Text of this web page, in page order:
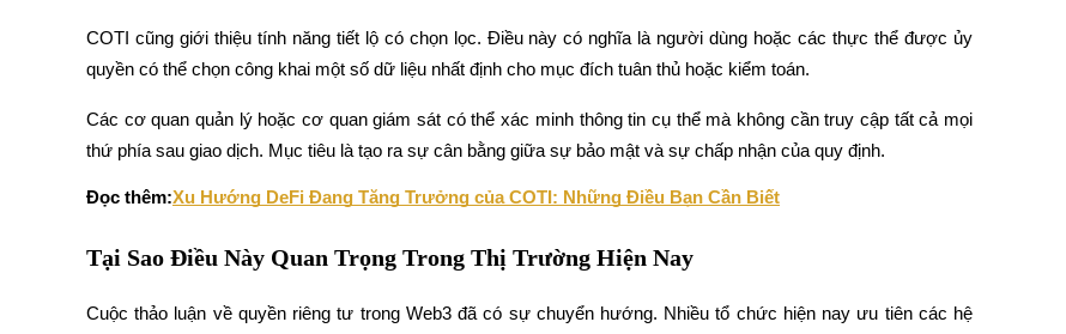
Thông tin
Phân tích dữ liệu lớn bao gồm thông tin giao dịch, v.v.
Hướng dẫn
COTI cũng giới thiệu tính năng tiết lộ có chọn lọc. Điều này có nghĩa là người dùng hoặc các thực thể được ủy
quyền có thể chọn công khai một số dữ liệu nhất định cho mục đích tuân thủ hoặc kiểm toán.
Các cơ quan quản lý hoặc cơ quan giám sát có thể xác minh thông tin cụ thể mà không cần truy cập tất cả mọi
thứ phía sau giao dịch. Mục tiêu là tạo ra sự cân bằng giữa sự bảo mật và sự chấp nhận của quy định.
Đọc thêm:Xu Hướng DeFi Đang Tăng Trưởng của COTI: Những Điều Bạn Cần Biết
Tại Sao Điều Này Quan Trọng Trong Thị Trường Hiện Nay
Cuộc thảo luận về quyền riêng tư trong Web3 đã có sự chuyển hướng. Nhiều tổ chức hiện nay ưu tiên các hệ